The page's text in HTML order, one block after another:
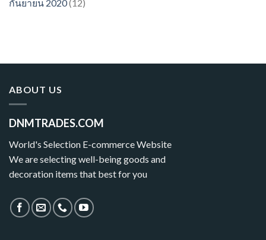
กันยายน 2020(12)
ABOUT US
DNMTRADES.COM
World's Selection E-commerce Website
We are selecting well-being goods and
decoration items that best for you